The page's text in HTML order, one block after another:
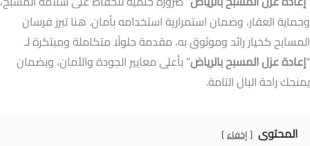
وحماية العقار، وضمان استمرارية استخدامه بأمان. هنا تبرز فرسان
المسابح كخيار رائد وموثوق به، مقدمة حلولًا متكاملة ومبتكرة لـ
“إعادة عزل المسبح بالرياض” بأعلى معايير الجودة والأمان، وبضمان
يمنحك راحة البال التامة.
المحتوى إخفاء